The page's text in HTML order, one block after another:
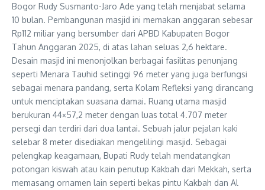
Bogor Rudy Susmanto-Jaro Ade yang telah menjabat selama
10 bulan. Pembangunan masjid ini memakan anggaran sebesar
Rp112 miliar yang bersumber dari APBD Kabupaten Bogor
Tahun Anggaran 2025, di atas lahan seluas 2,6 hektare.
Desain masjid ini menonjolkan berbagai fasilitas penunjang
seperti Menara Tauhid setinggi 96 meter yang juga berfungsi
sebagai menara pandang, serta Kolam Refleksi yang dirancang
untuk menciptakan suasana damai. Ruang utama masjid
berukuran 44×57,2 meter dengan luas total 4.707 meter
persegi dan terdiri dari dua lantai. Sebuah jalur pejalan kaki
selebar 8 meter disediakan mengelilingi masjid. Sebagai
pelengkap keagamaan, Bupati Rudy telah mendatangkan
potongan kiswah atau kain penutup Kakbah dari Mekkah, serta
memasang ornamen lain seperti bekas pintu Kakbah dan Al